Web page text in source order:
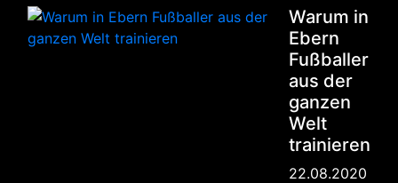
Warum in
Ebern
Fußballer
aus der
ganzen
Welt
trainieren
22.08.2020